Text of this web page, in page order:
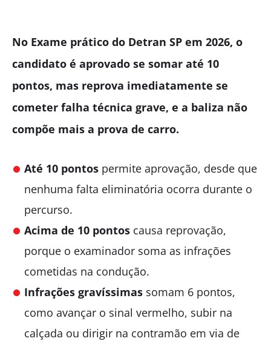
No Exame prático do Detran SP em 2026, o
candidato é aprovado se somar até 10
pontos, mas reprova imediatamente se
cometer falha técnica grave, e a baliza não
compõe mais a prova de carro.
Até 10 pontos permite aprovação, desde que
nenhuma falta eliminatória ocorra durante o
percurso.
Acima de 10 pontos causa reprovação,
porque o examinador soma as infrações
cometidas na condução.
Infrações gravíssimas somam 6 pontos,
como avançar o sinal vermelho, subir na
calçada ou dirigir na contramão em via de